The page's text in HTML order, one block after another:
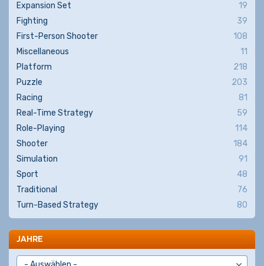
Expansion Set
19
Fighting
39
First-Person Shooter
108
Miscellaneous
11
Platform
218
Puzzle
203
Racing
81
Real-Time Strategy
59
Role-Playing
114
Shooter
184
Simulation
91
Sport
48
Traditional
76
Turn-Based Strategy
80
JAHRE